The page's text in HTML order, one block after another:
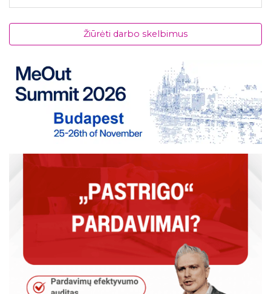
Žiūrėti darbo skelbimus